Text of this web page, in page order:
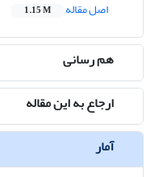
اصل مقاله
1.15 M
هم رسانی
ارجاع به این مقاله
آمار